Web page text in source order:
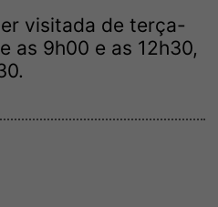
visitada de terça-
as 9h00 e as 12h30,